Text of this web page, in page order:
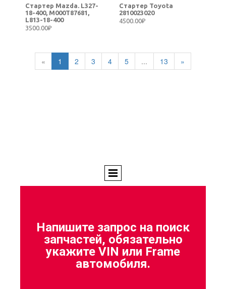
Стартер Mazda. L327-
18-400, M000T87681,
L813-18-400
3500.00₽
Стартер Toyota
2810023020
4500.00₽
« 1 2 3 4 5 ... 13 »
Напишите запрос на поиск
запчастей, обязательно
укажите VIN или Frame
автомобиля.